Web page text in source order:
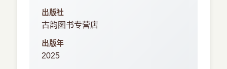
出版社
古韵图书专营店
出版年
2025